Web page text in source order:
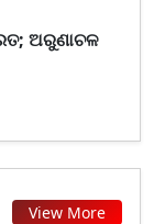
ଅରୁଣାଚଳ
View More